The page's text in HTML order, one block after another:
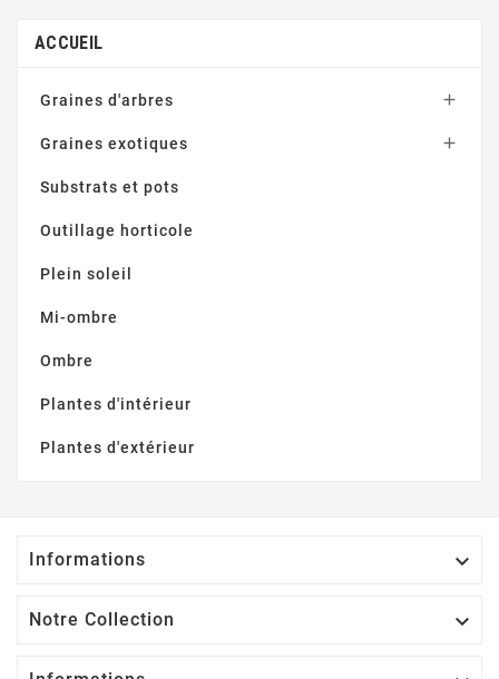
ACCUEIL
Graines d'arbres 
Graines exotiques 
Substrats et pots
Outillage horticole
Plein soleil
Mi-ombre
Ombre
Plantes d'intérieur
Plantes d'extérieur
Informations 
Notre Collection 